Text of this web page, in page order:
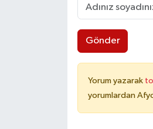
Gönder
Yorum yazarak
yorumlardan